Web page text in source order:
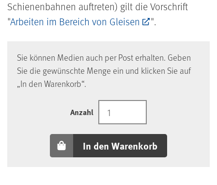
Schienenbahnen auftreten) gilt die Vorschrift
"Arbeiten im Bereich von Gleisen ".
Sie können Medien auch per Post erhalten. Geben
Sie die gewünschte Menge ein und klicken Sie auf
„In den Warenkorb“.
Anzahl
In den Warenkorb